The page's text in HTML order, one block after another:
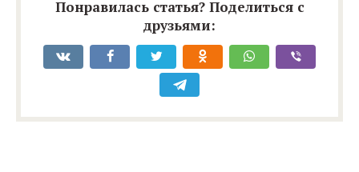
Понравилась статья? Поделиться с
друзьями: